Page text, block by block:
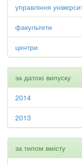
управління
факультети
центри
за датою випуску
2014
2013
за типом вмісту